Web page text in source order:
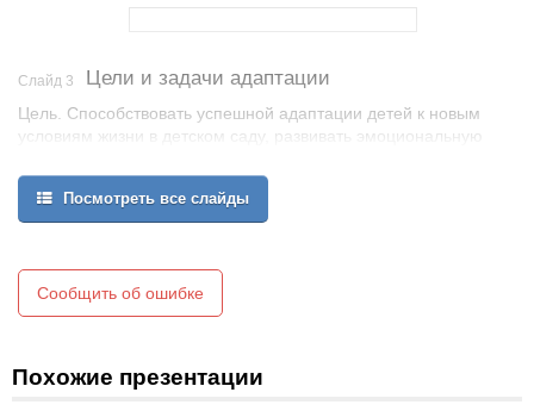
Слайд 3 Цели и задачи адаптации
Цель. Способствовать успешной адаптации детей к новым
условиям жизни в детском саду, развивать эмоциональную
Задачи.
1. Формировать чувство уверенности в окружающем.
2. Развивать коммуникативные навыки.
фона.
Посмотреть все слайды
Сообщить об ошибке
Похожие презентации